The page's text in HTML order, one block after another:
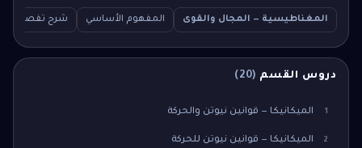
المغناطيسية — المجال والقوى المفهوم الأساسي شرح تفصيلي
دروس القسم (
20
)
1 الميكانيكا — قوانين نيوتن والحركة
2 الميكانيكا — قوانين نيوتن للحركة